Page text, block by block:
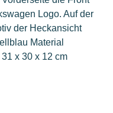
Logo. Auf der
der Heckansicht
Material
x 30 x 12 cm